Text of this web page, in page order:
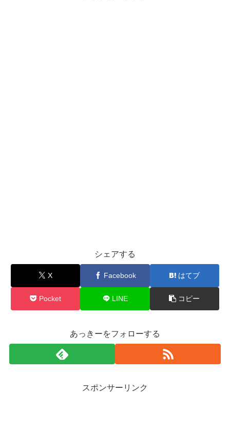
シェアする
X Facebook はてブ
Pocket LINE コピー
あっきーをフォローする
スポンサーリンク